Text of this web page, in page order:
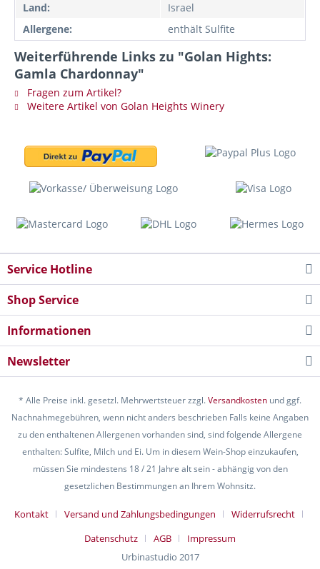
Land:
Israel
Allergene:
enthält Sulfite
Weiterführende Links zu "Golan Hights:
Gamla Chardonnay"
Fragen zum Artikel?
Weitere Artikel von Golan Heights Winery
Service Hotline
Shop Service
Informationen
Newsletter
* Alle Preise inkl. gesetzl. Mehrwertsteuer zzgl.Versandkosten und ggf.
Nachnahmegebühren, wenn nicht anders beschrieben Falls keine Angaben
zu den enthaltenen Allergenen vorhanden sind, sind folgende Allergene
enthalten: Sulfite, Milch und Ei. Um in diesem Wein-Shop einzukaufen,
müssen Sie mindestens 18 / 21 Jahre alt sein - abhängig von den
gesetzlichen Bestimmungen an Ihrem Wohnsitz.
Kontakt Versand und Zahlungsbedingungen
Widerrufsrecht
Datenschutz
AGB
Impressum
Urbinastudio 2017